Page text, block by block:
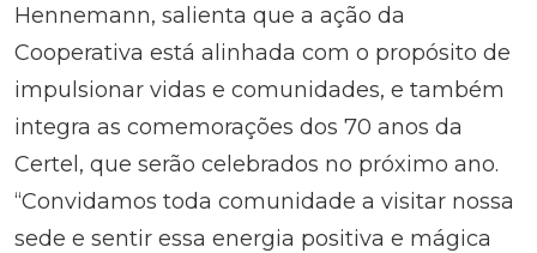
Hennemann, salienta que a ação da
Cooperativa está alinhada com o propósito de
impulsionar vidas e comunidades, e também
integra as comemorações dos 70 anos da
Certel, que serão celebrados no próximo ano.
“Convidamos toda comunidade a visitar nossa
sede e sentir essa energia positiva e mágica